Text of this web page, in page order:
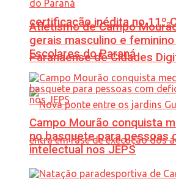
certificação inédita no 11º
Paranaense de Cidades
Atletismo de Campo
gerais masculino e
Escolares do Paraná
Campo Mourão conquista
no basquete para pessoas
intelectual nos JEPS